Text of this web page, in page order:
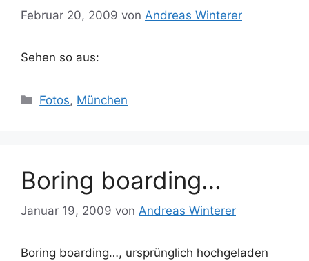
Februar 20, 2009 von Andreas Winterer
Sehen so aus:
Kategorien
Fotos, München
Boring boarding…
Januar 19, 2009 von Andreas Winterer
Boring boarding…, ursprünglich hochgeladen